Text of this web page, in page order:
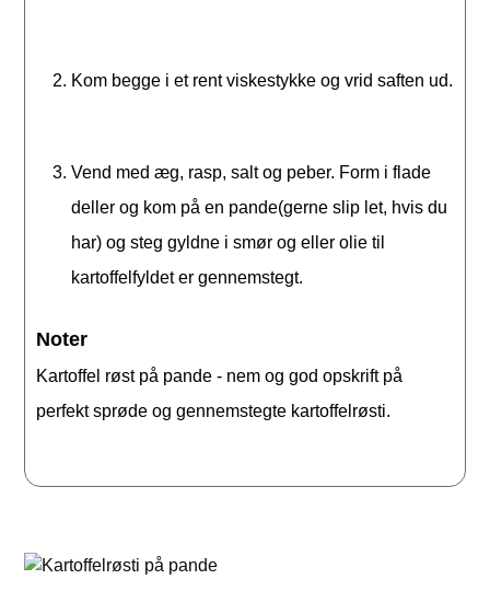
Kom begge i et rent viskestykke og vrid saften ud.
Vend med æg, rasp, salt og peber. Form i flade
deller og kom på en pande(gerne slip let, hvis du
har) og steg gyldne i smør og eller olie til
kartoffelfyldet er gennemstegt.
Noter
Kartoffel røst på pande - nem og god opskrift på
perfekt sprøde og gennemstegte kartoffelrøsti.